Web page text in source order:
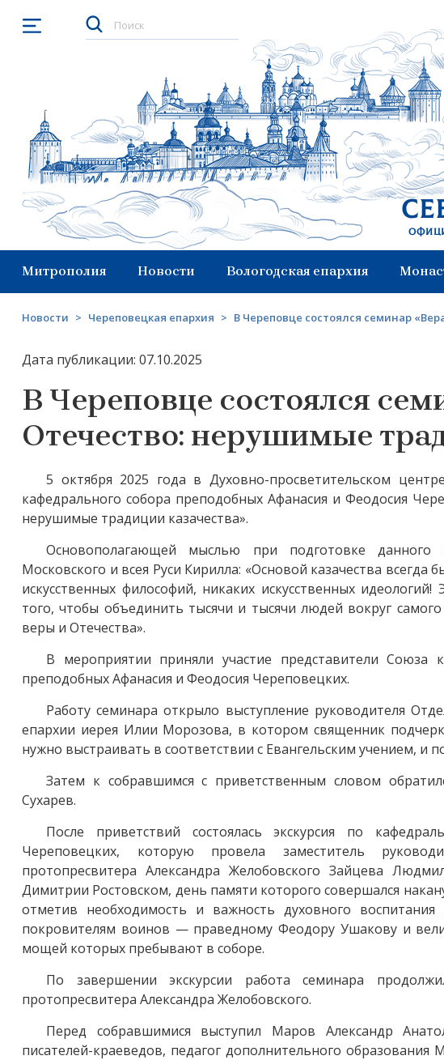
Открыть меню
Митрополия Новости Вологодская епархия
Новости > Череповецкая епархия > В Череповце состоялся семинар
Дата публикации: 07.10.2025
В Череповце состоялся
Отечество: нерушимые
5 октября 2025 года в Духовно-просветительском
кафедрального собора преподобных Афанасия и Феодосия
нерушимые традиции казачества».
Основополагающей мыслью при подготовке данного
Московского и всея Руси Кирилла: «Основой казачества
искусственных философий, никаких искусственных
того, чтобы объединить тысячи и тысячи людей вокруг
веры и Отечества».
В мероприятии приняли участие представители Союза
преподобных Афанасия и Феодосия Череповецких.
Работу семинара открыло выступление руководителя
епархии иерея Илии Морозова, в котором священник
нужно выстраивать в соответствии с Евангельским учением, и
Затем к собравшимся с приветственным словом
Сухарев.
После приветствий состоялась экскурсия по
Череповецких, которую провела заместитель
протопресвитера Александра Желобовского Зайцева
Димитрии Ростовском, день памяти которого совершался
отметив необходимость и важность духовного
покровителям воинов — праведному Феодору Ушакову и
мощей которых пребывают в соборе.
По завершении экскурсии работа семинара
протопресвитера Александра Желобовского.
Перед собравшимися выступил Маров Александр
писателей-краеведов, педагог дополнительного